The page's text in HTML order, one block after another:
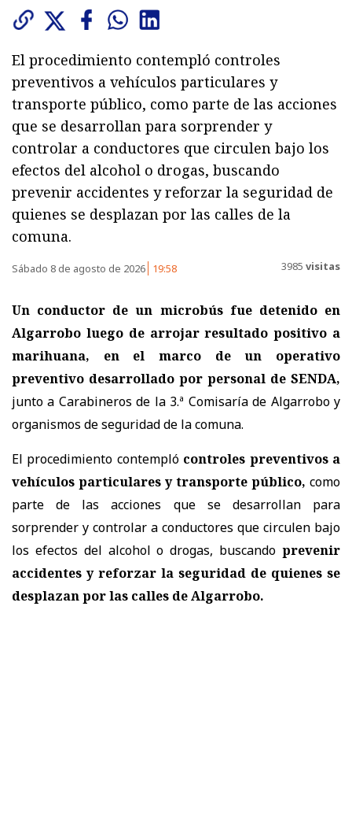
El procedimiento contempló controles
preventivos a vehículos particulares y
transporte público, como parte de las acciones
que se desarrollan para sorprender y
controlar a conductores que circulen bajo los
efectos del alcohol o drogas, buscando
prevenir accidentes y reforzar la seguridad de
quienes se desplazan por las calles de la
comuna.
Sábado 8 de agosto de 2026 19:58 3985 visitas
Un conductor de un microbús fue detenido en
Algarrobo luego de arrojar resultado positivo a
marihuana, en el marco de un operativo
preventivo desarrollado por personal de SENDA,
junto a Carabineros de la 3.ª Comisaría de Algarrobo y
organismos de seguridad de la comuna.
El procedimiento contempló controles preventivos a
vehículos particulares y transporte público, como
parte de las acciones que se desarrollan para
sorprender y controlar a conductores que circulen bajo
los efectos del alcohol o drogas, buscando prevenir
accidentes y reforzar la seguridad de quienes se
desplazan por las calles de Algarrobo.